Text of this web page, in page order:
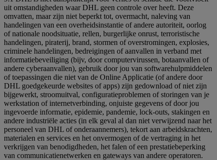
uit omstandigheden waar DHL geen controle over heeft. Deze
omvatten, maar zijn niet beperkt tot, overmacht, naleving van
handelingen van een overheidsinstantie of andere autoriteit, oorlog
of nationale noodsituatie, rellen, burgerlijke onrust, terroristische
handelingen, piraterij, brand, stormen of overstromingen, explosies,
criminele handelingen, bedreigingen of aanvallen in verband met
informatiebeveiliging (bijv, door computervirussen, botaanvallen of
andere cyberaanvallen), gebruik door jou van softwarehulpmiddelen
of toepassingen die niet van de Online Applicatie (of andere door
DHL goedgekeurde websites of apps) zijn gedownload of niet zijn
bijgewerkt, stroomuitval, configuratieproblemen of storingen van je
werkstation of internetverbinding, onjuiste gegevens of door jou
ingevoerde informatie, epidemie, pandemie, lock-outs, stakingen en
andere industriële acties (in elk geval al dan niet verwijzend naar het
personeel van DHL of onderaannemers), tekort aan arbeidskrachten,
materialen en services en het onvermogen of de vertraging in het
verkrijgen van benodigdheden, het falen of een prestatiebeperking
van communicatienetwerken en gateways van andere operatoren.